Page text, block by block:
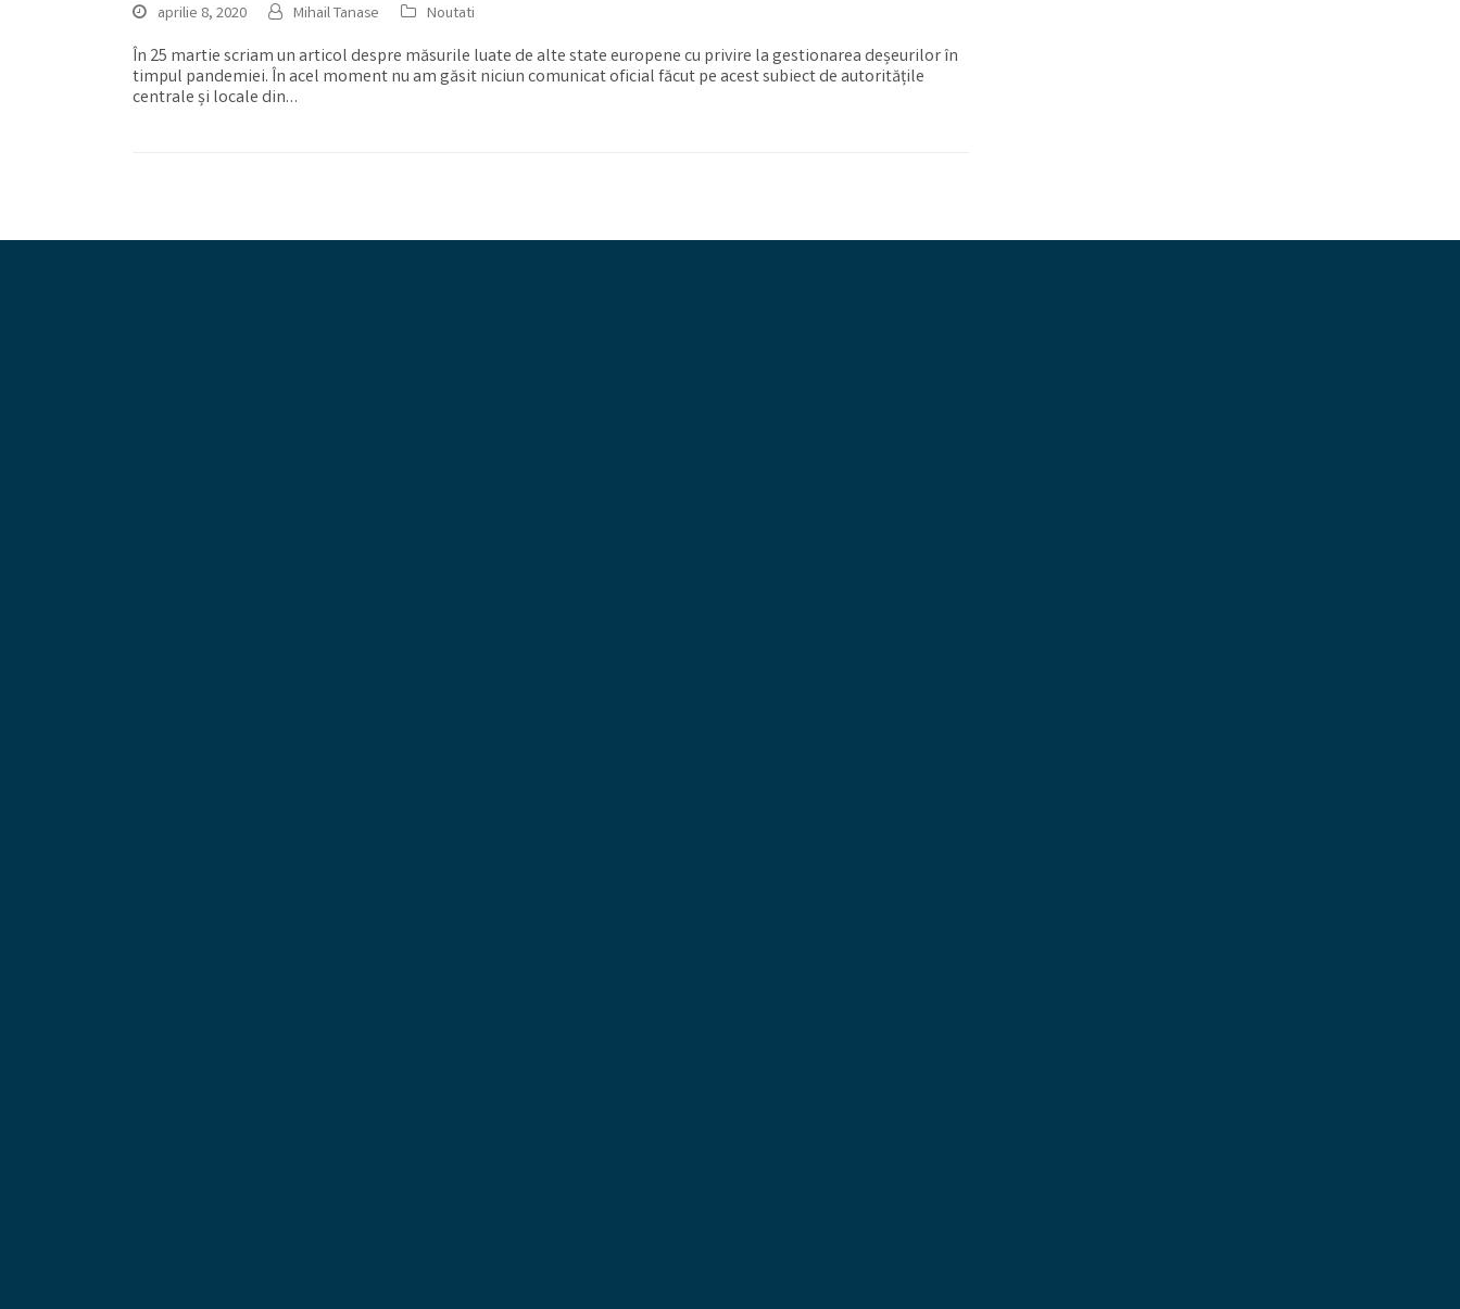
aprilie 8, 2020 Mihail Tanase Noutati
În 25 martie scriam un articol despre măsurile luate de alte state europene cu privire la gestionarea deșeurilor în
timpul pandemiei. În acel moment nu am găsit niciun comunicat oficial făcut pe acest subiect de autoritățile
centrale și locale din…